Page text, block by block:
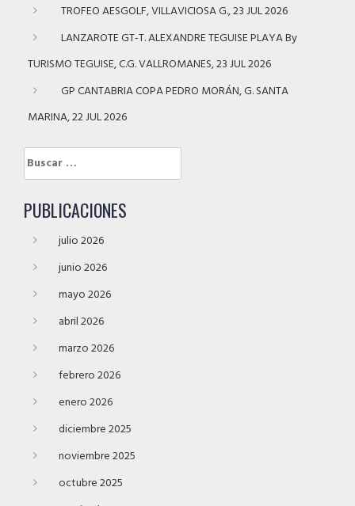
TROFEO AESGOLF, VILLAVICIOSA G., 23 JUL 2026
LANZAROTE GT-T. ALEXANDRE TEGUISE PLAYA By
TURISMO TEGUISE, C.G. VALLROMANES, 23 JUL 2026
GP CANTABRIA COPA PEDRO MORÁN, G. SANTA
MARINA, 22 JUL 2026
Buscar:
PUBLICACIONES
julio 2026
junio 2026
mayo 2026
abril 2026
marzo 2026
febrero 2026
enero 2026
diciembre 2025
noviembre 2025
octubre 2025